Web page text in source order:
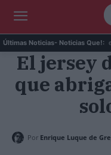
Últimas Noticias- Noticias Que!:
Kit Connor será Cíclope en los
El jersey
que
Por Enrique Luque de